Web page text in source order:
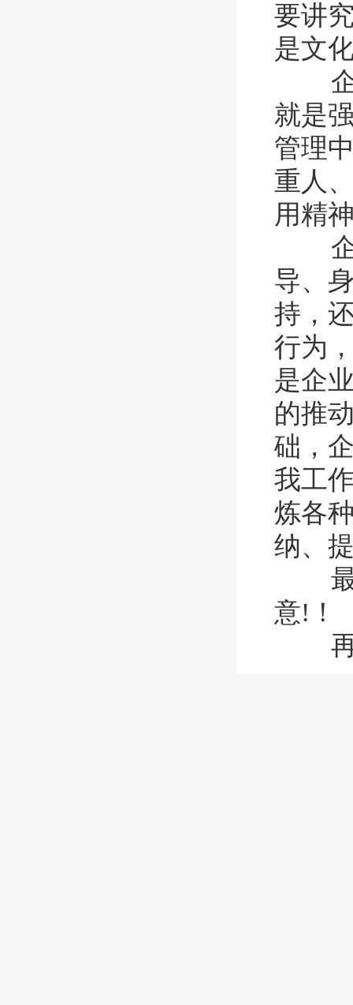
要讲
是文
企业
就是
管理
重人
用精
企业
导、
持，
行为
是企
的推
础，
我工
炼各
纳、
最后
意!！
再